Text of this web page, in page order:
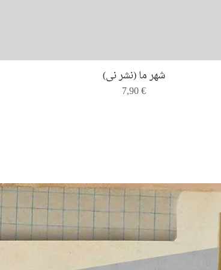
Quick View
شهر ما (نشر نی)
Price
7,90 €